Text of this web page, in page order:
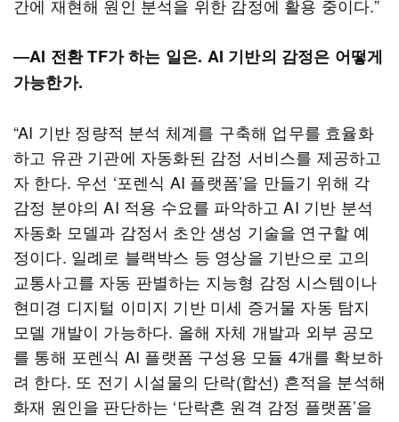
간에 재현해 원인 분석을 위한 감정에 활용 중이다.”
―AI 전환 TF가 하는 일은. AI 기반의 감정은 어떻게
가능한가.
“AI 기반 정량적 분석 체계를 구축해 업무를 효율화
하고 유관 기관에 자동화된 감정 서비스를 제공하고
자 한다. 우선 ‘포렌식 AI 플랫폼’을 만들기 위해 각
감정 분야의 AI 적용 수요를 파악하고 AI 기반 분석
자동화 모델과 감정서 초안 생성 기술을 연구할 예
정이다. 일례로 블랙박스 등 영상을 기반으로 고의
교통사고를 자동 판별하는 지능형 감정 시스템이나
현미경 디지털 이미지 기반 미세 증거물 자동 탐지
모델 개발이 가능하다. 올해 자체 개발과 외부 공모
를 통해 포렌식 AI 플랫폼 구성용 모듈 4개를 확보하
려 한다. 또 전기 시설물의 단락(합선) 흔적을 분석해
화재 원인을 판단하는 ‘단락흔 원격 감정 플랫폼’을